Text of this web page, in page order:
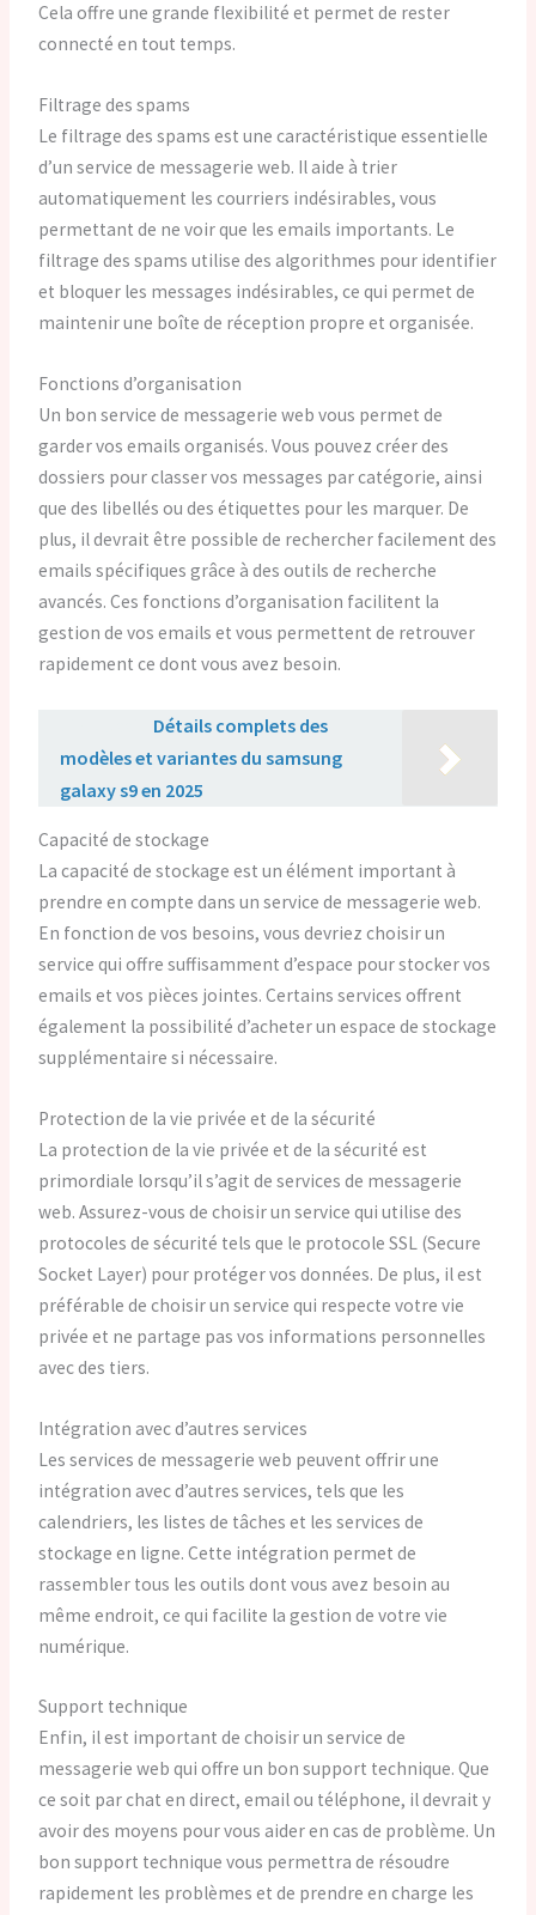
Cela offre une grande flexibilité et permet de rester
connecté en tout temps.
Filtrage des spams
Le filtrage des spams est une caractéristique essentielle
d’un service de messagerie web. Il aide à trier
automatiquement les courriers indésirables, vous
permettant de ne voir que les emails importants. Le
filtrage des spams utilise des algorithmes pour identifier
et bloquer les messages indésirables, ce qui permet de
maintenir une boîte de réception propre et organisée.
Fonctions d’organisation
Un bon service de messagerie web vous permet de
garder vos emails organisés. Vous pouvez créer des
dossiers pour classer vos messages par catégorie, ainsi
que des libellés ou des étiquettes pour les marquer. De
plus, il devrait être possible de rechercher facilement des
emails spécifiques grâce à des outils de recherche
avancés. Ces fonctions d’organisation facilitent la
gestion de vos emails et vous permettent de retrouver
rapidement ce dont vous avez besoin.
Détails complets des
modèles et variantes du samsung
galaxy s9 en 2025
Capacité de stockage
La capacité de stockage est un élément important à
prendre en compte dans un service de messagerie web.
En fonction de vos besoins, vous devriez choisir un
service qui offre suffisamment d’espace pour stocker vos
emails et vos pièces jointes. Certains services offrent
également la possibilité d’acheter un espace de stockage
supplémentaire si nécessaire.
Protection de la vie privée et de la sécurité
La protection de la vie privée et de la sécurité est
primordiale lorsqu’il s’agit de services de messagerie
web. Assurez-vous de choisir un service qui utilise des
protocoles de sécurité tels que le protocole SSL (Secure
Socket Layer) pour protéger vos données. De plus, il est
préférable de choisir un service qui respecte votre vie
privée et ne partage pas vos informations personnelles
avec des tiers.
Intégration avec d’autres services
Les services de messagerie web peuvent offrir une
intégration avec d’autres services, tels que les
calendriers, les listes de tâches et les services de
stockage en ligne. Cette intégration permet de
rassembler tous les outils dont vous avez besoin au
même endroit, ce qui facilite la gestion de votre vie
numérique.
Support technique
Enfin, il est important de choisir un service de
messagerie web qui offre un bon support technique. Que
ce soit par chat en direct, email ou téléphone, il devrait y
avoir des moyens pour vous aider en cas de problème. Un
bon support technique vous permettra de résoudre
rapidement les problèmes et de prendre en charge les